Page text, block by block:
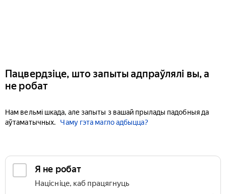
Пацвердзіце, што запыты адпраўлялі вы, а
не робат
Нам вельмі шкада, але запыты з вашай прылады падобныя да
аўтаматычных.
Чаму гэта магло адбыцца?
Я не робат
Націсніце, каб працягнуць